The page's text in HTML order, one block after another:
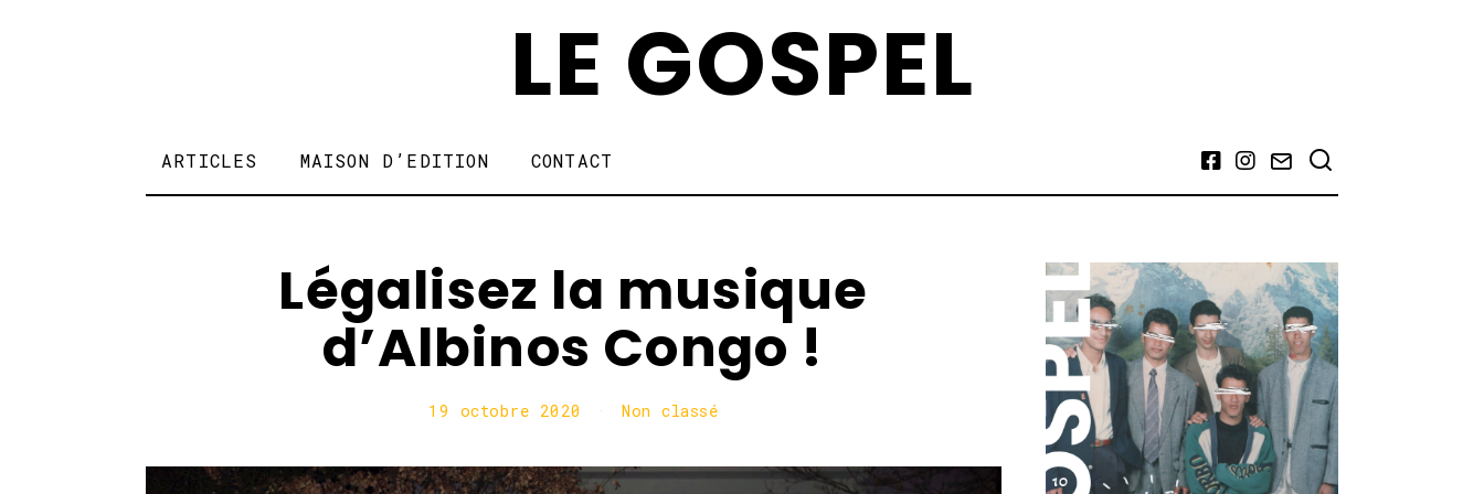
LE GOSPEL
ARTICLES MAISON D’EDITION CONTACT
Facebook
Instagram
Email
Légalisez la musique
d’Albinos Congo !
19 octobre 2020
c
Non classé